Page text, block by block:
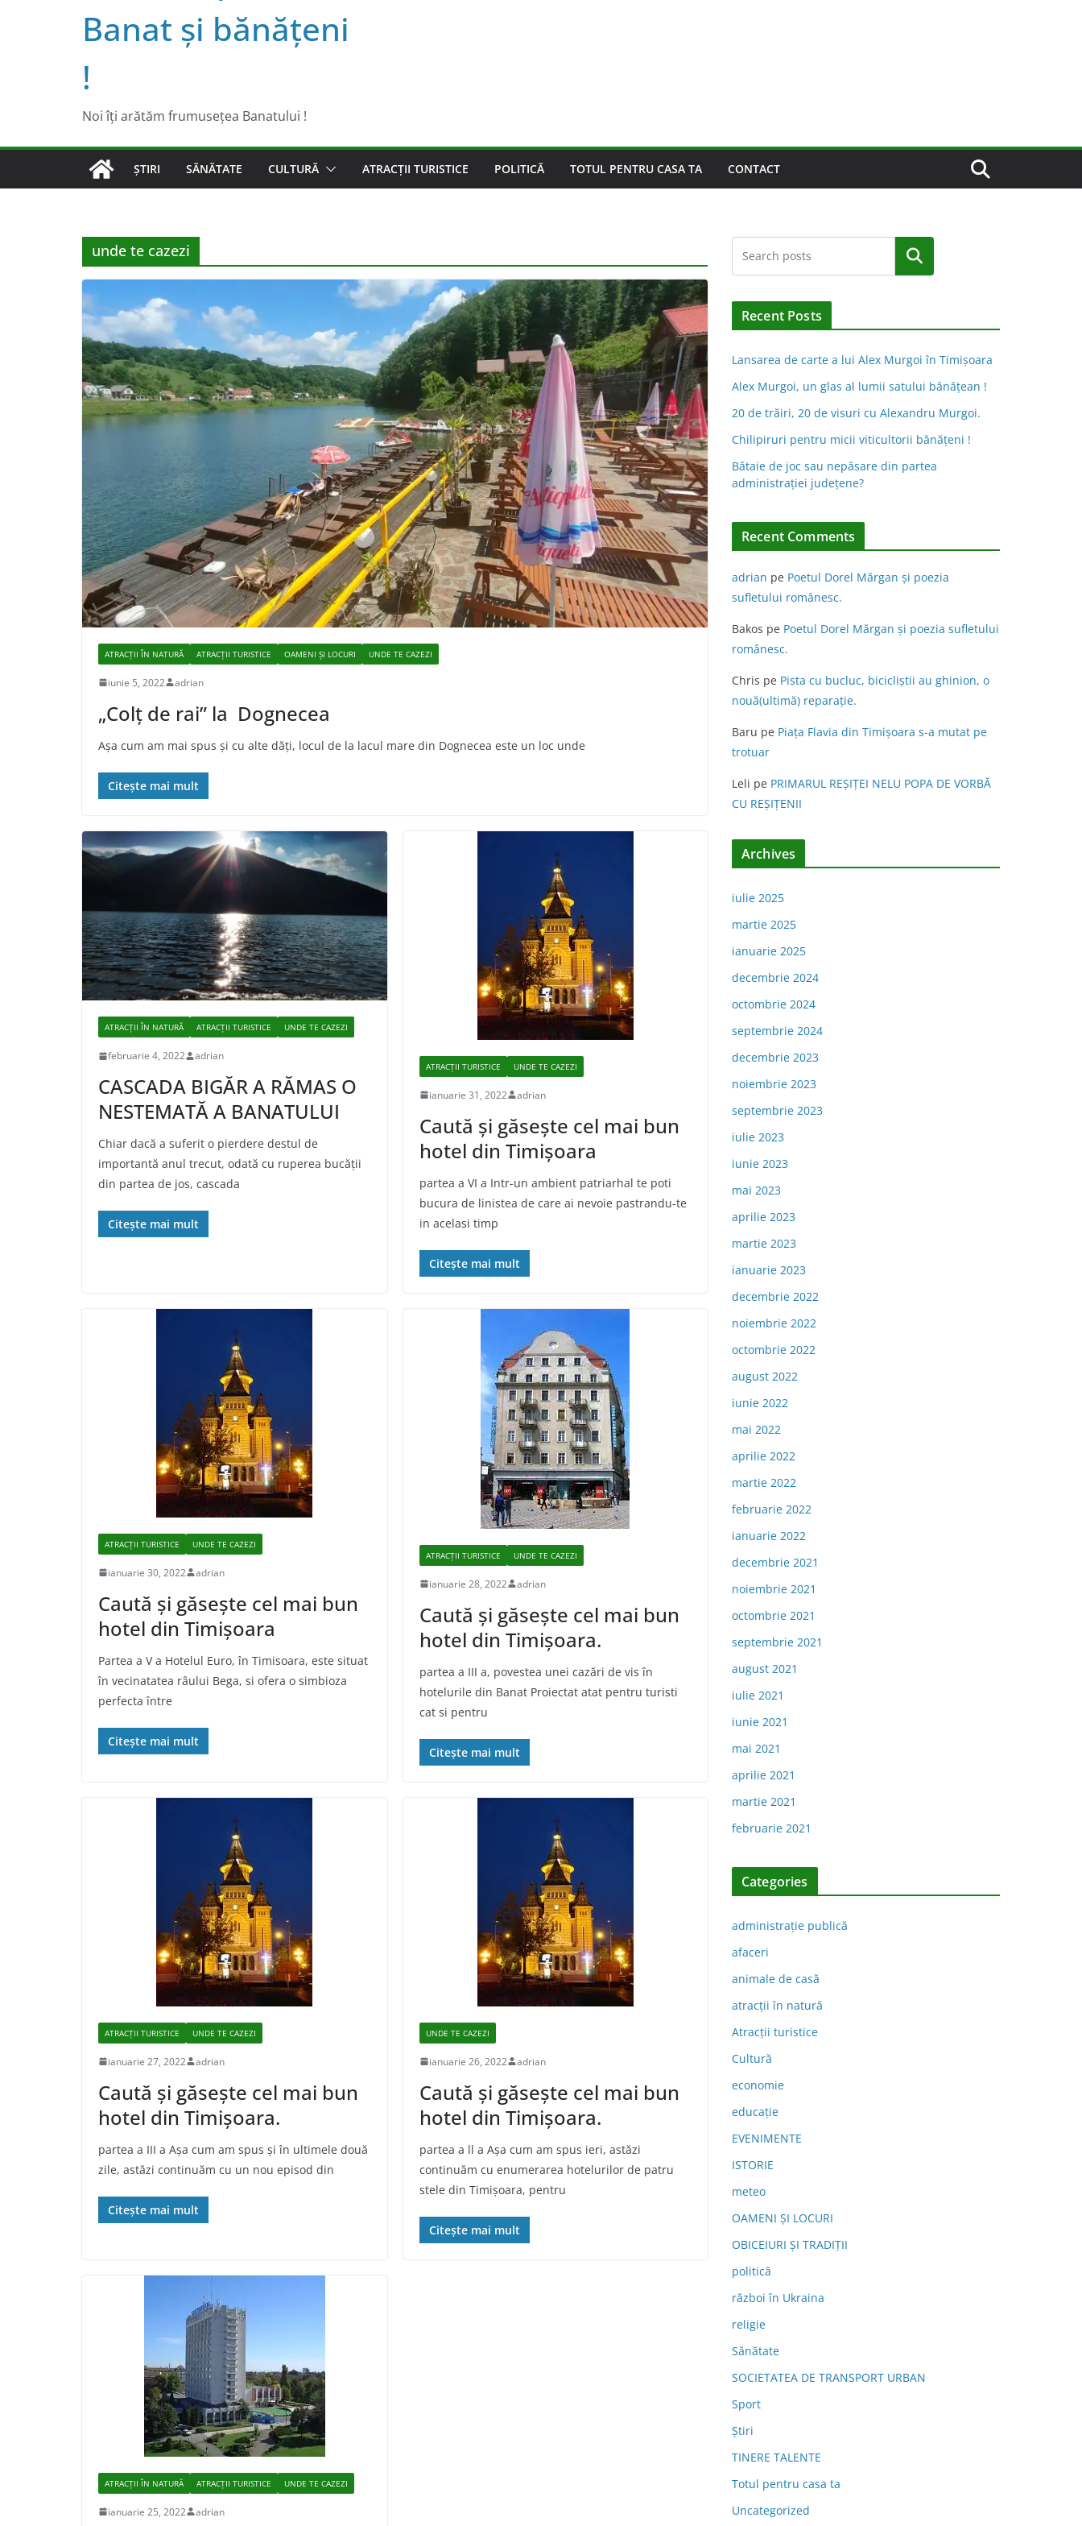
Banat şi bănăţeni
!
Noi îţi arătăm frumuseţea Banatului !
ȘTIRI SĂNĂTATE CULTURĂ ATRACȚII TURISTICE POLITICĂ TOTUL PENTRU CASA TA CONTACT
unde te cazezi
ATRACȚII ÎN NATURĂ ATRACȚII TURISTICE OAMENI ȘI LOCURI UNDE TE CAZEZI
iunie 5, 2022 adrian
„Colț de rai” la Dognecea
Așa cum am mai spus și cu alte dăți, locul de la lacul mare din Dognecea este un loc unde
Citește mai mult
ATRACȚII ÎN NATURĂ ATRACȚII TURISTICE UNDE TE CAZEZI
februarie 4, 2022 adrian
CASCADA BIGĂR A RĂMAS O
NESTEMATĂ A BANATULUI
Chiar dacă a suferit o pierdere destul de
importantă anul trecut, odată cu ruperea bucății
din partea de jos, cascada
Citește mai mult
ATRACȚII TURISTICE UNDE TE CAZEZI
ianuarie 31, 2022 adrian
Caută și găsește cel mai bun
hotel din Timișoara
partea a VI a Intr-un ambient patriarhal te poti
bucura de linistea de care ai nevoie pastrandu-te
in acelasi timp
Citește mai mult
ATRACȚII TURISTICE UNDE TE CAZEZI
ianuarie 30, 2022 adrian
Caută și găsește cel mai bun
hotel din Timișoara
Partea a V a Hotelul Euro, în Timisoara, este situat
în vecinatatea râului Bega, si ofera o simbioza
perfecta între
Citește mai mult
ATRACȚII TURISTICE UNDE TE CAZEZI
ianuarie 28, 2022 adrian
Caută şi găseşte cel mai bun
hotel din Timişoara.
partea a III a, povestea unei cazări de vis în
hotelurile din Banat Proiectat atat pentru turisti
cat si pentru
Citește mai mult
ATRACȚII TURISTICE UNDE TE CAZEZI
ianuarie 27, 2022 adrian
Caută şi găseşte cel mai bun
hotel din Timişoara.
partea a III a Aşa cum am spus şi în ultimele două
zile, astăzi continuăm cu un nou episod din
Citește mai mult
UNDE TE CAZEZI
ianuarie 26, 2022 adrian
Caută şi găseşte cel mai bun
hotel din Timişoara.
partea a ll a Așa cum am spus ieri, astăzi
continuăm cu enumerarea hotelurilor de patru
stele din Timișoara, pentru
Citește mai mult
ATRACȚII ÎN NATURĂ ATRACȚII TURISTICE UNDE TE CAZEZI
ianuarie 25, 2022 adrian
Caută
Recent Posts
Lansarea de carte a lui Alex Murgoi în Timișoara
Alex Murgoi, un glas al lumii satului bănățean !
20 de trăiri, 20 de visuri cu Alexandru Murgoi.
Chilipiruri pentru micii viticultorii bănăţeni !
Bătaie de joc sau nepăsare din partea
administraţiei judeţene?
Recent Comments
adrian pe Poetul Dorel Mărgan şi poezia
sufletului românesc.
Bakos pe Poetul Dorel Mărgan şi poezia sufletului
românesc.
Chris pe Pista cu bucluc, bicicliștii au ghinion, o
nouă(ultimă) reparație.
Baru pe Piața Flavia din Timişoara s-a mutat pe
trotuar
Leli pe PRIMARUL REŞIŢEI NELU POPA DE VORBĂ
CU REŞIŢENII
Archives
iulie 2025
martie 2025
ianuarie 2025
decembrie 2024
octombrie 2024
septembrie 2024
decembrie 2023
noiembrie 2023
septembrie 2023
iulie 2023
iunie 2023
mai 2023
aprilie 2023
martie 2023
ianuarie 2023
decembrie 2022
noiembrie 2022
octombrie 2022
august 2022
iunie 2022
mai 2022
aprilie 2022
martie 2022
februarie 2022
ianuarie 2022
decembrie 2021
noiembrie 2021
octombrie 2021
septembrie 2021
august 2021
iulie 2021
iunie 2021
mai 2021
aprilie 2021
martie 2021
februarie 2021
Categories
administraţie publică
afaceri
animale de casă
atracții în natură
Atracții turistice
Cultură
economie
educație
EVENIMENTE
ISTORIE
meteo
OAMENI ȘI LOCURI
OBICEIURI ȘI TRADIȚII
politică
război în Ukraina
religie
Sănătate
SOCIETATEA DE TRANSPORT URBAN
Sport
Știri
TINERE TALENTE
Totul pentru casa ta
Uncategorized